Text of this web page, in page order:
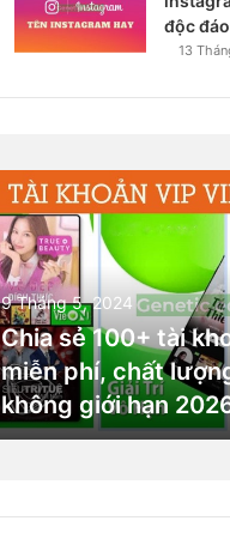
độc
13
9 Tháng 5, 2024
Chia sẻ 100+ tài
miễn phí, chất
không giới hạn